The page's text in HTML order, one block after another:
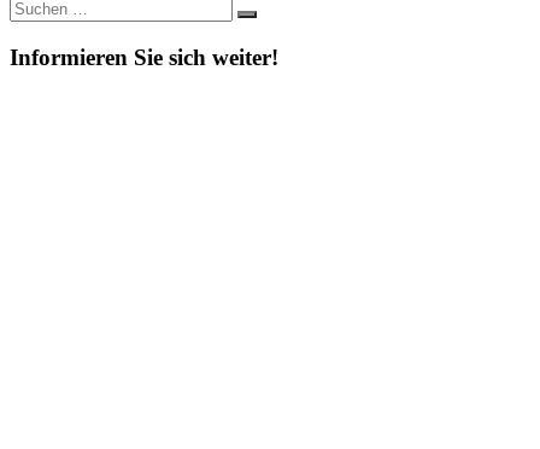
Suche
nach:
Suchen
Informieren Sie sich weiter!